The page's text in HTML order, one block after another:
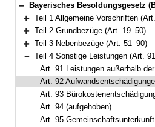
Bereich reduzieren
Bayerisches Besoldungsgesetz (BayBesG) Vom 5. August 2010
Bereich erweitern
Teil 1 Allgemeine Vorschriften
Bereich erweitern
Teil 2 Grundbezüge (Art. 19–50)
Bereich erweitern
Teil 3 Nebenbezüge (Art. 51–90)
Bereich reduzieren
Teil 4 Sonstige Leistungen (Art.
Art. 91 Leistungen außerhalb
Art. 92
Art. 93 Bürokostenentschädigung für
Art. 94 (aufgehoben)
Art. 95 Gemeinschaftsunterkunft